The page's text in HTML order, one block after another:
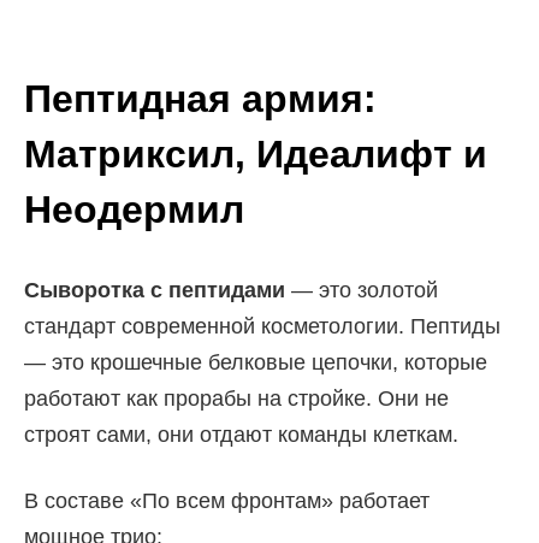
Пептидная армия:
Матриксил, Идеалифт и
Неодермил
Сыворотка с пептидами — это золотой
стандарт современной косметологии. Пептиды
— это крошечные белковые цепочки, которые
работают как прорабы на стройке. Они не
строят сами, они отдают команды клеткам.
В составе «По всем фронтам» работает
мощное трио: